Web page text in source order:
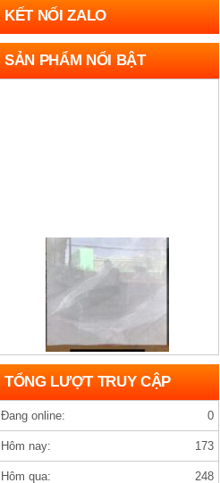
KẾT NỐI ZALO
SẢN PHẨM NỔI BẬT
Gạch india D1200×1200 ARMANY GREY
TỔNG LƯỢT TRUY CẬP
Đang online: 0
Hôm nay: 173
Hôm qua: 248